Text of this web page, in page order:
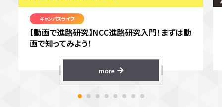
キャンパスライフ
【動画で進路研究】NCC進路研究入門！まずは動
画で知ってみよう！
more